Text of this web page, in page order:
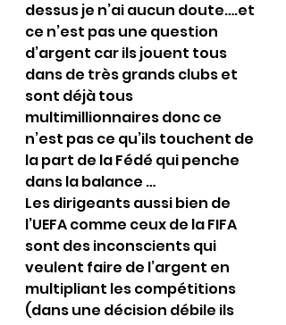
dessus je n’ai aucun doute….et
ce n’est pas une question
d’argent car ils jouent tous
dans de très grands clubs et
sont déjà tous
multimillionnaires donc ce
n’est pas ce qu’ils touchent de
la part de la Fédé qui penche
dans la balance …
Les dirigeants aussi bien de
l’UEFA comme ceux de la FIFA
sont des inconscients qui
veulent faire de l’argent en
multipliant les compétitions
(dans une décision débile ils